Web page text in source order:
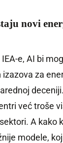
novi
e, AI bi
izazova za
već troše
A kako
modele,